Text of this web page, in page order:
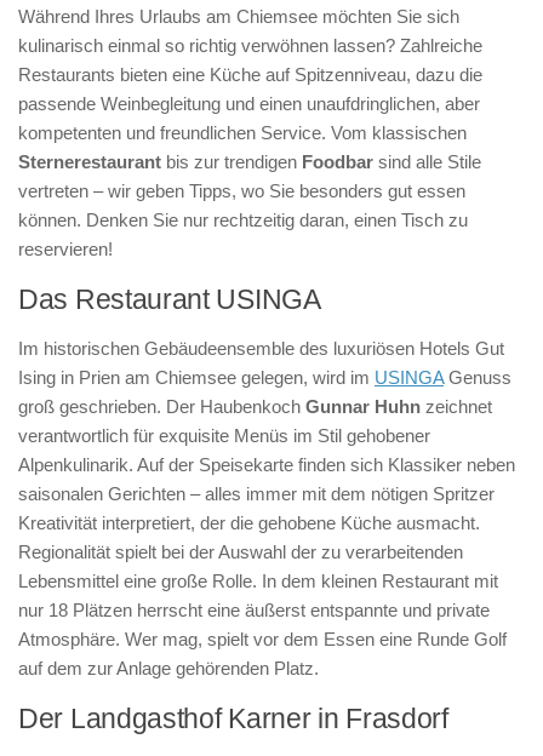
Während Ihres Urlaubs am Chiemsee möchten Sie sich
kulinarisch einmal so richtig verwöhnen lassen? Zahlreiche
Restaurants bieten eine Küche auf Spitzenniveau, dazu die
passende Weinbegleitung und einen unaufdringlichen, aber
kompetenten und freundlichen Service. Vom klassischen
Sternerestaurant bis zur trendigen Foodbar sind alle Stile
vertreten – wir geben Tipps, wo Sie besonders gut essen
können. Denken Sie nur rechtzeitig daran, einen Tisch zu
reservieren!
Das Restaurant USINGA
Im historischen Gebäudeensemble des luxuriösen Hotels Gut
Ising in Prien am Chiemsee gelegen, wird im USINGAGenuss
groß geschrieben. Der Haubenkoch Gunnar Huhn zeichnet
verantwortlich für exquisite Menüs im Stil gehobener
Alpenkulinarik. Auf der Speisekarte finden sich Klassiker neben
saisonalen Gerichten – alles immer mit dem nötigen Spritzer
Kreativität interpretiert, der die gehobene Küche ausmacht.
Regionalität spielt bei der Auswahl der zu verarbeitenden
Lebensmittel eine große Rolle. In dem kleinen Restaurant mit
nur 18 Plätzen herrscht eine äußerst entspannte und private
Atmosphäre. Wer mag, spielt vor dem Essen eine Runde Golf
auf dem zur Anlage gehörenden Platz.
Der Landgasthof Karner in Frasdorf